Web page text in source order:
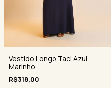
Vestido Longo Taci Azul
Marinho
R$318,00